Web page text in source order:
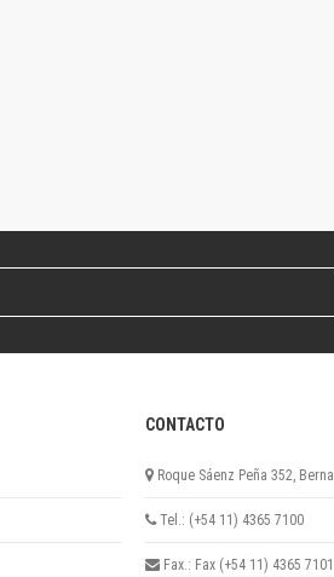
CONTACTO
Roque Sáenz Peña 352, Bernal
Tel.: (+54 11) 4365 7100
Fax.: Fax (+54 11) 4365 7101